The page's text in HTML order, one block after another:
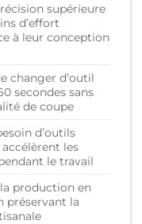
supérieure
d’effort
à leur conception
changer d’outil
secondes sans
de coupe
d’outils
les
le travail
production en
préservant la